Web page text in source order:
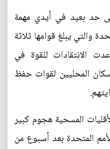
حد بعيد في أيدي مهمة
والتي يبلغ قوامها ثلاثة
الانتقادات للقوة في
المحليين لقوات حفظ
المسحية هجوم كبير
المتحدة بعد أسبوع من